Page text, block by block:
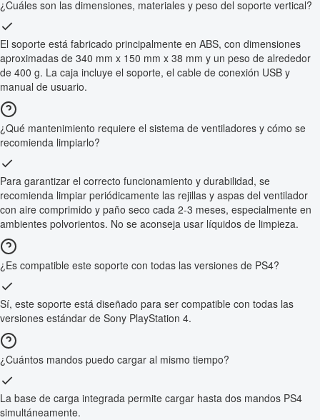
¿Cuáles son las dimensiones, materiales y peso del soporte vertical?
El soporte está fabricado principalmente en ABS, con dimensiones
aproximadas de 340 mm x 150 mm x 38 mm y un peso de alrededor
de 400 g. La caja incluye el soporte, el cable de conexión USB y
manual de usuario.
¿Qué mantenimiento requiere el sistema de ventiladores y cómo se
recomienda limpiarlo?
Para garantizar el correcto funcionamiento y durabilidad, se
recomienda limpiar periódicamente las rejillas y aspas del ventilador
con aire comprimido y paño seco cada 2-3 meses, especialmente en
ambientes polvorientos. No se aconseja usar líquidos de limpieza.
¿Es compatible este soporte con todas las versiones de PS4?
Sí, este soporte está diseñado para ser compatible con todas las
versiones estándar de Sony PlayStation 4.
¿Cuántos mandos puedo cargar al mismo tiempo?
La base de carga integrada permite cargar hasta dos mandos PS4
simultáneamente.